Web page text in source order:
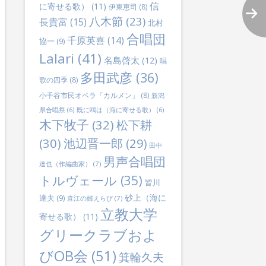
に寄せる歌） (11) 伊東恵司 (8) 信
長貴富 (15) 八木節 (23) 北村
協一 (9) 千原英喜(14) 合唱団
Lalari (41) 名島啓太 (12) 唱
歌の四季(8) 多田武彦 (36)
小千谷市民オペラ「カルメン」 (8) 新潟
県合唱祭(6) 既に鴎は（海に寄せる歌） (6)
木下牧子 (32)松下耕
(30)池辺晋一郎 (29) 田中
達也（作編曲家） (7) 男声合唱団
トルヴェール (35) 皆川
達夫 (9) 直江の婿えらび(7) 砂上（海に
寄せる歌）
(11) 立教大学
グリークラブおよ
びOB会 (51) 箕輪久夫